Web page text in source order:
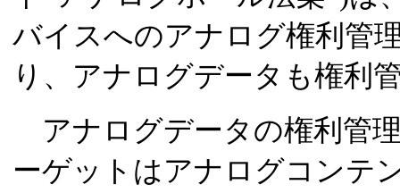
バイスへのアナログ権利管
り、アナログデータも権利
アナログデータの権利管
ーゲットはアナログコンテ